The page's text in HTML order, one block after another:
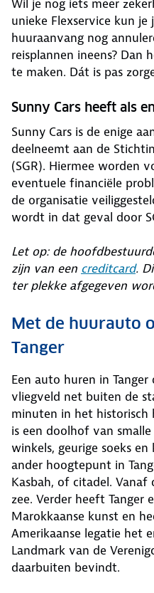
Wil je nog iets meer
unieke Flexservice kun
huuraanvang nog
reisplannen ineens? Dan
te maken. Dát is pas
Sunny Cars heeft als
Sunny Cars is de enige
deelneemt aan de
(SGR). Hiermee worden
eventuele financiële
de organisatie
wordt in dat geval door
Let op: de
zijn van een creditcard.
ter plekke afgegeven
Met de huurauto
Tanger
Een auto huren in
vliegveld net buiten de
minuten in het historisch
is een doolhof van
winkels, geurige soeks
ander hoogtepunt in
Kasbah, of citadel.
zee. Verder heeft Tanger
Marokkaanse kunst en
Amerikaanse legatie het
Landmark van de
daarbuiten bevindt.